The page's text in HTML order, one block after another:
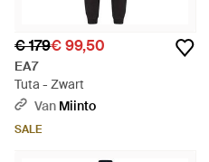
€ 179€ 99,50
EA7
Tuta - Zwart
Van Miinto
SALE